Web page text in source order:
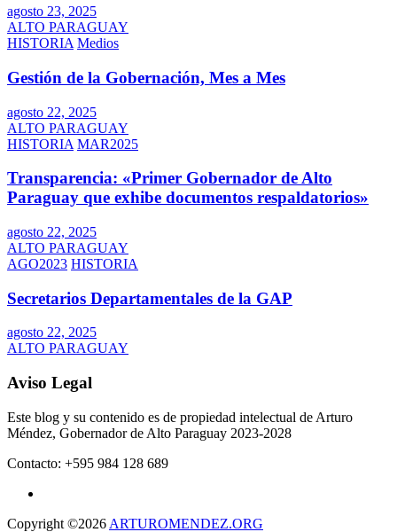
agosto 23, 2025
ALTO PARAGUAY
HISTORIA Medios
Gestión de la Gobernación, Mes a Mes
agosto 22, 2025
ALTO PARAGUAY
HISTORIA MAR2025
Transparencia: «Primer Gobernador de Alto
Paraguay que exhibe documentos respaldatorios»
agosto 22, 2025
ALTO PARAGUAY
AGO2023 HISTORIA
Secretarios Departamentales de la GAP
agosto 22, 2025
ALTO PARAGUAY
Aviso Legal
Este blog y su contenido es de propiedad intelectual de Arturo
Méndez, Gobernador de Alto Paraguay 2023-2028
Contacto: +595 984 128 689
Copyright ©2026 ARTUROMENDEZ.ORG